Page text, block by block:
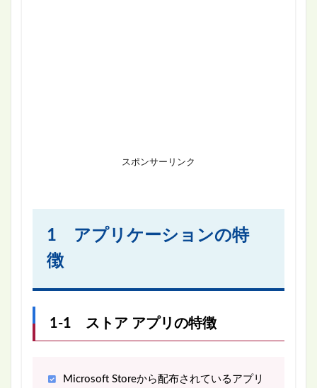
スポンサーリンク
1 アプリケーションの特
徴
1-1 ストア アプリの特徴
Microsoft Storeから配布されているアプリ